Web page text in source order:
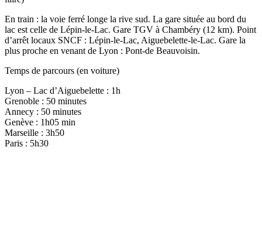
En train : la voie ferré longe la rive sud. La gare située au bord du
lac est celle de Lépin-le-Lac. Gare TGV à Chambéry (12 km). Point
d’arrêt locaux SNCF : Lépin-le-Lac, Aiguebelette-le-Lac. Gare la
plus proche en venant de Lyon : Pont-de Beauvoisin.
Temps de parcours (en voiture)
Lyon – Lac d’Aiguebelette : 1h
Grenoble : 50 minutes
Annecy : 50 minutes
Genève : 1h05 min
Marseille : 3h50
Paris : 5h30